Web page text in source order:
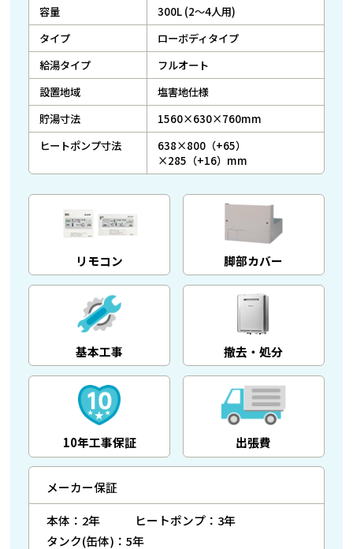
容量
300L (2～4人用)
タイプ
ローボディタイプ
給湯タイプ
フルオート
設置地域
塩害地仕様
貯湯寸法
1560×630×760mm
ヒートポンプ寸法
638×800（+65）
×285（+16）mm
リモコン 脚部カバー
基本工事 撤去・処分
10年工事保証 出張費
メーカー保証
本体：2年
ヒートポンプ：3年
タンク(缶体)：5年